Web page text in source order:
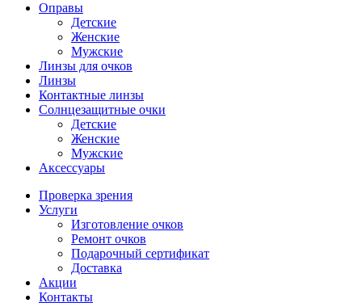
Оправы
Детские
Женские
Мужские
Линзы для очков
Линзы
Контактные линзы
Солнцезащитные очки
Детские
Женские
Мужские
Аксессуары
Проверка зрения
Услуги
Изготовление очков
Ремонт очков
Подарочный сертификат
Доставка
Акции
Контакты